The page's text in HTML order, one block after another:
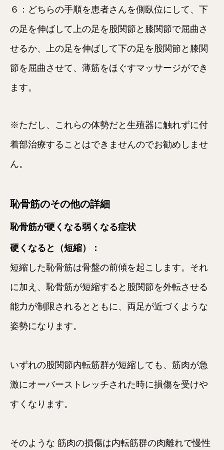
６：どちらの手順を患者さんを側臥位にして、下
の足を伸ばして上の足を股関節と膝関節で屈曲さ
せるか、上の足を伸ばして下の足を股関節と膝関
節を屈曲させて、薄筋をほぐすマッサージができ
ます。
※ただし、これらの体勢だと生殖器に触れずに付
着部治療することはできませんのでお勧めしませ
ん。
恥骨筋のその他の詳細
恥骨筋が硬くなる弱くなる症状
硬くなると（短縮）：
短縮した恥骨筋は骨盤の前傾を起こします。それ
に加え、恥骨筋が短縮すると股関節を外転させる
能力が制限されるとともに、両足が近づくような
姿勢になります。
いずれの股関節内転筋群が短縮しても、筋肉が急
激にオーバーストレッチされた時に損傷を受けや
すくなります。
そのような 筋肉の損傷は内転筋群の肉離れで慢性
HOME メニュー クーポン 電話する